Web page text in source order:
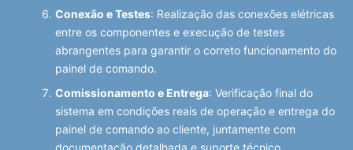
Conexão e Testes: Realização das conexões elétricas
entre os componentes e execução de testes
abrangentes para garantir o correto funcionamento do
painel de comando.
Comissionamento e Entrega: Verificação final do
sistema em condições reais de operação e entrega do
painel de comando ao cliente, juntamente com